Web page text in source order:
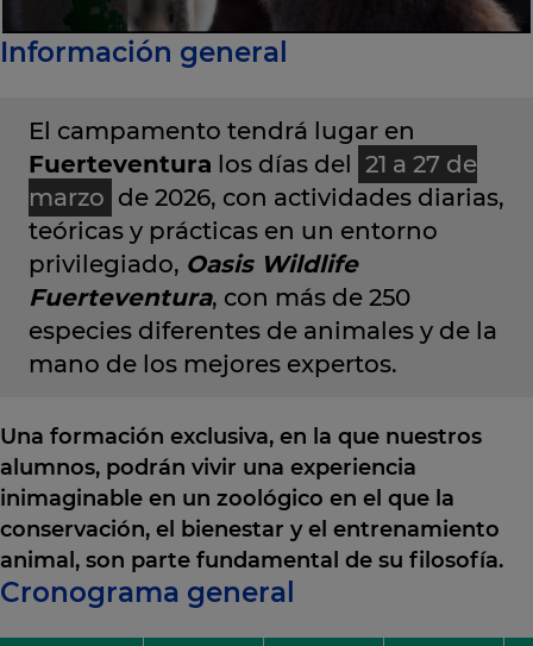
Información general
El campamento tendrá lugar en
Fuerteventura los días del 21 a 27 de
marzo de 2026, con actividades diarias,
teóricas y prácticas en un entorno
privilegiado, Oasis Wildlife
Fuerteventura, con más de 250
especies diferentes de animales y de la
mano de los mejores expertos.
Una formación exclusiva, en la que nuestros
alumnos, podrán vivir una experiencia
inimaginable en un zoológico en el que la
conservación, el bienestar y el entrenamiento
animal, son parte fundamental de su filosofía.
Cronograma general